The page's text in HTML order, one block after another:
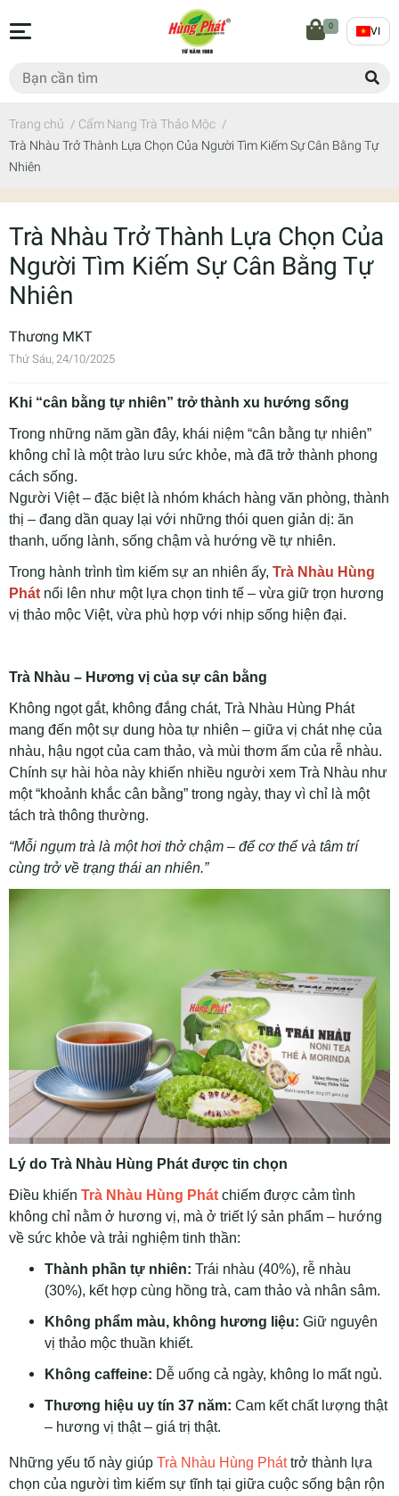
0 VI
Trang chủ / Cẩm Nang Trà Thảo Mộc /
Trà Nhàu Trở Thành Lựa Chọn Của Người Tìm Kiếm Sự Cân Bằng Tự
Nhiên
Trà Nhàu Trở Thành Lựa Chọn Của
Người Tìm Kiếm Sự Cân Bằng Tự
Nhiên
Thương MKT
Thứ Sáu, 24/10/2025
Khi “cân bằng tự nhiên” trở thành xu hướng sống
Trong những năm gần đây, khái niệm “cân bằng tự nhiên”
không chỉ là một trào lưu sức khỏe, mà đã trở thành phong
cách sống.
Người Việt – đặc biệt là nhóm khách hàng văn phòng, thành
thị – đang dần quay lại với những thói quen giản dị: ăn
thanh, uống lành, sống chậm và hướng về tự nhiên.
Trong hành trình tìm kiếm sự an nhiên ấy, Trà Nhàu Hùng
Phát nổi lên như một lựa chọn tinh tế – vừa giữ trọn hương
vị thảo mộc Việt, vừa phù hợp với nhịp sống hiện đại.
Trà Nhàu – Hương vị của sự cân bằng
Không ngọt gắt, không đắng chát, Trà Nhàu Hùng Phát
mang đến một sự dung hòa tự nhiên – giữa vị chát nhẹ của
nhàu, hậu ngọt của cam thảo, và mùi thơm ấm của rễ nhàu.
Chính sự hài hòa này khiến nhiều người xem Trà Nhàu như
một “khoảnh khắc cân bằng” trong ngày, thay vì chỉ là một
tách trà thông thường.
“Mỗi ngụm trà là một hơi thở chậm – để cơ thể và tâm trí
cùng trở về trạng thái an nhiên.”
Lý do Trà Nhàu Hùng Phát được tin chọn
Điều khiến Trà Nhàu Hùng Phát chiếm được cảm tình
không chỉ nằm ở hương vị, mà ở triết lý sản phẩm – hướng
về sức khỏe và trải nghiệm tinh thần:
Thành phần tự nhiên: Trái nhàu (40%), rễ nhàu
(30%), kết hợp cùng hồng trà, cam thảo và nhân sâm.
Không phẩm màu, không hương liệu: Giữ nguyên
vị thảo mộc thuần khiết.
Không caffeine: Dễ uống cả ngày, không lo mất ngủ.
Thương hiệu uy tín 37 năm: Cam kết chất lượng thật
– hương vị thật – giá trị thật.
Những yếu tố này giúp Trà Nhàu Hùng Pháttrở thành lựa
chọn của người tìm kiếm sự tĩnh tại giữa cuộc sống bận rộn